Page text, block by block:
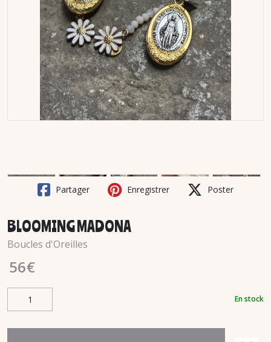
Partager Enregistrer Poster
BLOOMING MADONA
Boucles d'Oreilles
56€
En stock